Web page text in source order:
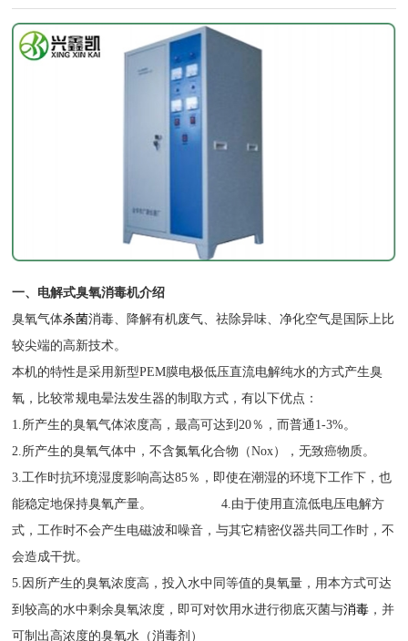
一、电解式臭氧消毒机介绍
臭氧气体杀菌消毒、降解有机废气、祛除异味、净化空气是国际上比
较尖端的高新技术。
本机的特性是采用新型PEM膜电极低压直流电解纯水的方式产生臭
氧，比较常规电晕法发生器的制取方式，有以下优点：
1.所产生的臭氧气体浓度高，最高可达到20％，而普通1-3%。
2.所产生的臭氧气体中，不含氮氧化合物（Nox），无致癌物质。
3.工作时抗环境湿度影响高达85％，即使在潮湿的环境下工作下，也
能稳定地保持臭氧产量。 4.由于使用直流低电压电解方
式，工作时不会产生电磁波和噪音，与其它精密仪器共同工作时，不
会造成干扰。
5.因所产生的臭氧浓度高，投入水中同等值的臭氧量，用本方式可达
到较高的水中剩余臭氧浓度，即可对饮用水进行彻底灭菌与消毒 ，并
可制出高浓度的臭氧水（消毒剂）